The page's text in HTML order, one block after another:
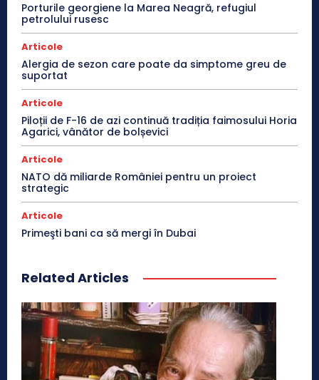
Porturile georgiene la Marea Neagră, refugiul
petrolului rusesc
Articole
Alergia de sezon care poate da simptome greu de
suportat
Articole
Piloții de F-16 de azi continuă tradiția faimosului Horia
Agarici, vânător de bolșevici
Articole
NATO dă miliarde României pentru un proiect
strategic
Articole
Primeşti bani ca să mergi în Dubai
Related Articles